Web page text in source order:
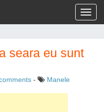
seara eu sunt
- Manele